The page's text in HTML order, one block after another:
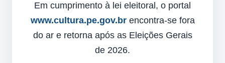
Em cumprimento à lei eleitoral, o portal
www.cultura.pe.gov.brencontra-se fora
do ar e retorna após as Eleições Gerais
de 2026.